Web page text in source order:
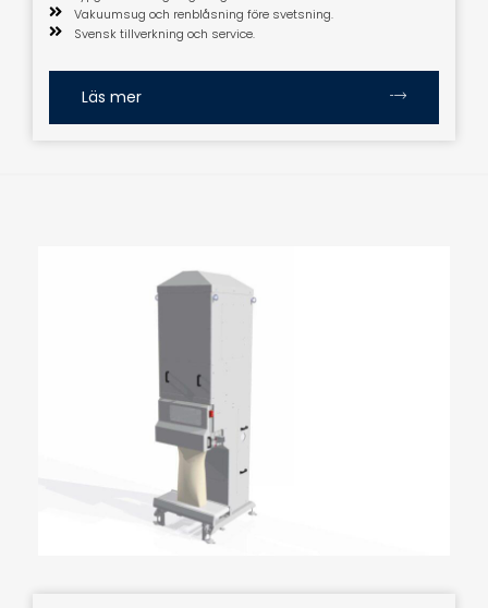
Vakuumsug och renblåsning före svetsning.
Svensk tillverkning och service.
Läs mer